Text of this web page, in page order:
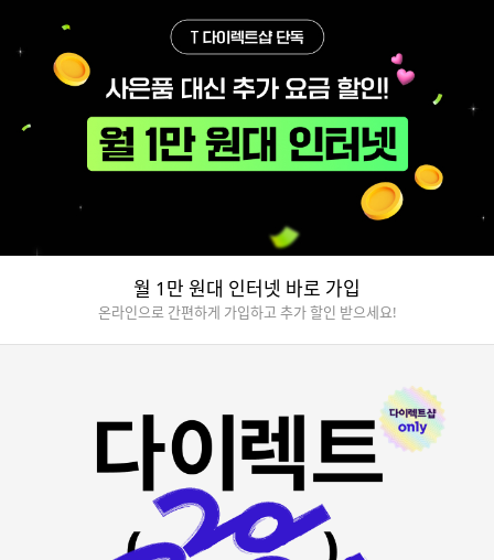
월 1만 원대 인터넷 바로 가입
온라인으로 간편하게 가입하고 추가 할인 받으세요!